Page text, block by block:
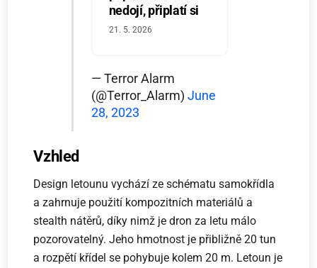
nedojí, připlatí si
21. 5. 2026
— Terror Alarm
(@Terror_Alarm) June
28, 2023
Vzhled
Design letounu vychází ze schématu samokřídla
a zahrnuje použití kompozitních materiálů a
stealth nátěrů, díky nimž je dron za letu málo
pozorovatelný. Jeho hmotnost je přibližně 20 tun
a rozpětí křídel se pohybuje kolem 20 m. Letoun je